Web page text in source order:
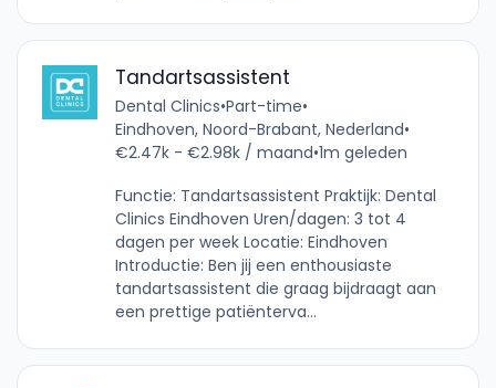
Tandartsassistent
Dental Clinics•Part-time•
Eindhoven, Noord-Brabant, Nederland•
€2.47k - €2.98k / maand•1m geleden
Functie: Tandartsassistent Praktijk: Dental
Clinics Eindhoven Uren/dagen: 3 tot 4
dagen per week Locatie: Eindhoven
Introductie: Ben jij een enthousiaste
tandartsassistent die graag bijdraagt aan
een prettige patiënterva...